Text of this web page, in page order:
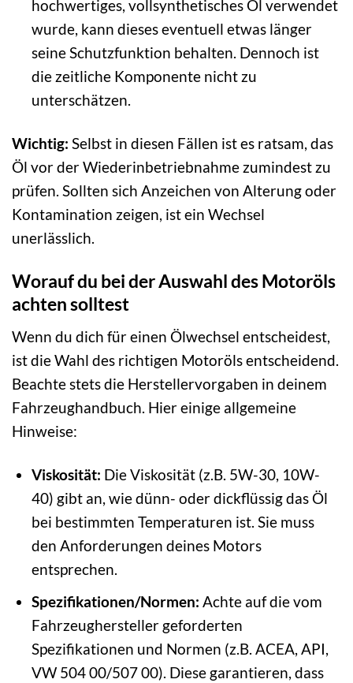
hochwertiges, vollsynthetisches Öl verwendet
wurde, kann dieses eventuell etwas länger
seine Schutzfunktion behalten. Dennoch ist
die zeitliche Komponente nicht zu
unterschätzen.
Wichtig: Selbst in diesen Fällen ist es ratsam, das
Öl vor der Wiederinbetriebnahme zumindest zu
prüfen. Sollten sich Anzeichen von Alterung oder
Kontamination zeigen, ist ein Wechsel
unerlässlich.
Worauf du bei der Auswahl des Motoröls
achten solltest
Wenn du dich für einen Ölwechsel entscheidest,
ist die Wahl des richtigen Motoröls entscheidend.
Beachte stets die Herstellervorgaben in deinem
Fahrzeughandbuch. Hier einige allgemeine
Hinweise:
Viskosität: Die Viskosität (z.B. 5W-30, 10W-
40) gibt an, wie dünn- oder dickflüssig das Öl
bei bestimmten Temperaturen ist. Sie muss
den Anforderungen deines Motors
entsprechen.
Spezifikationen/Normen: Achte auf die vom
Fahrzeughersteller geforderten
Spezifikationen und Normen (z.B. ACEA, API,
VW 504 00/507 00). Diese garantieren, dass